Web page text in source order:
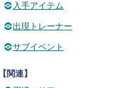
入手アイテム
出現トレーナー
サブイベント
関連】